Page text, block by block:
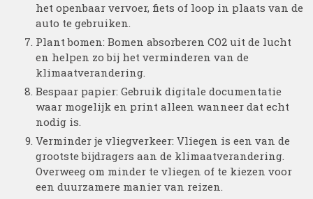
het openbaar vervoer, fiets of loop in plaats van de
auto te gebruiken.
Plant bomen: Bomen absorberen CO2 uit de lucht
en helpen zo bij het verminderen van de
klimaatverandering.
Bespaar papier: Gebruik digitale documentatie
waar mogelijk en print alleen wanneer dat echt
nodig is.
Verminder je vliegverkeer: Vliegen is een van de
grootste bijdragers aan de klimaatverandering.
Overweeg om minder te vliegen of te kiezen voor
een duurzamere manier van reizen.